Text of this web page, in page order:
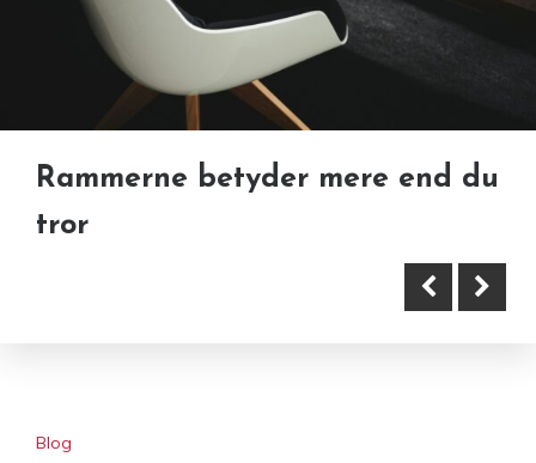
Rammerne betyder mere end du
tror
Derfor er forsikring vigtig ved
Blog